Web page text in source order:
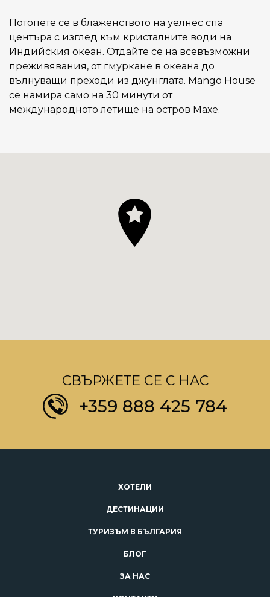
Потопете се в блаженството на уелнес спа
центъра с изглед към кристалните води на
Индийския океан. Отдайте се на всевъзможни
преживявания, от гмуркане в океана до
вълнуващи преходи из джунглата. Mango House
се намира само на 30 минути от
международното летище на остров Махе.
СВЪРЖЕТЕ СЕ С НАС
+359 888 425 784
ХОТЕЛИ
ДЕСТИНАЦИИ
ТУРИЗЪМ В БЪЛГАРИЯ
БЛОГ
ЗА НАС